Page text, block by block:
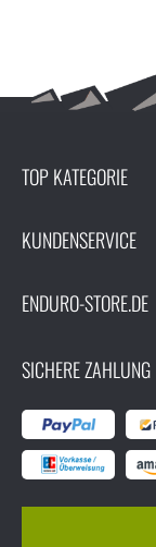
TOP KATEGORIE
KUNDENSERVICE
ENDURO-STORE.DE
SICHERE ZAHLUNG